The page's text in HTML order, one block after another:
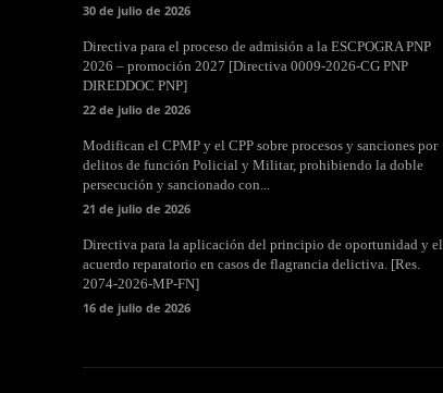
30 de julio de 2026
Directiva para el proceso de admisión a la ESCPOGRA PNP
2026 – promoción 2027 [Directiva 0009-2026-CG PNP
DIREDDOC PNP]
22 de julio de 2026
Modifican el CPMP y el CPP sobre procesos y sanciones por
delitos de función Policial y Militar, prohibiendo la doble
persecución y sancionado con...
21 de julio de 2026
Directiva para la aplicación del principio de oportunidad y el
acuerdo reparatorio en casos de flagrancia delictiva. [Res.
2074-2026-MP-FN]
16 de julio de 2026